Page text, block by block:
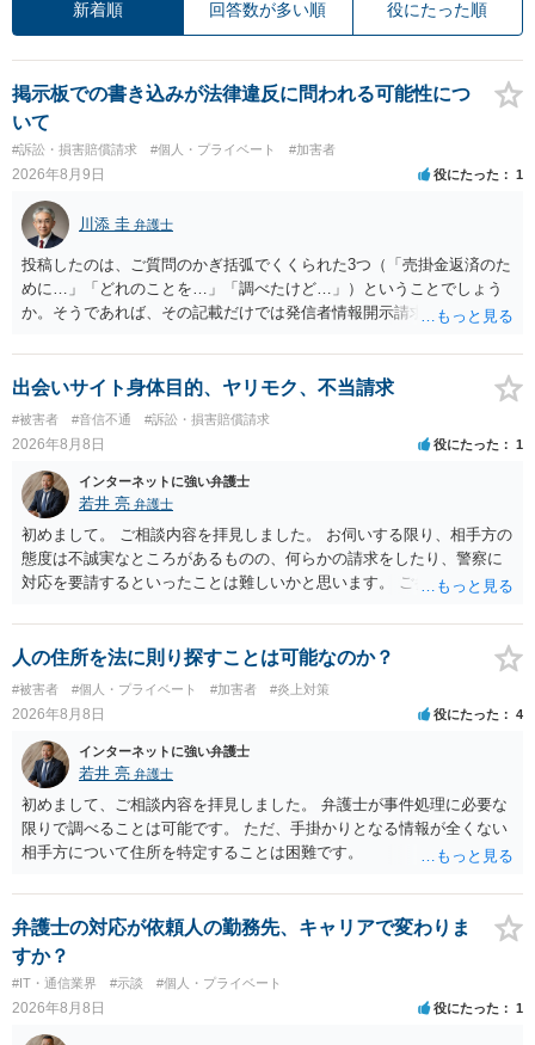
新着順 回答数が多い順 役にたった順
掲示板での書き込みが法律違反に問われる可能性につ
いて
#訴訟・損害賠償請求 #個人・プライベート #加害者
2026年8月9日 役にたった 1
川添 圭 弁護士
投稿したのは、ご質問のかぎ括弧でくくられた3つ（「売掛金返済のた
めに…」「どれのことを…」「調べたけど…」）ということでしょう
か。そうであれば、その記載だけでは発信者情報開示請求が認められ
ただ、「328が名誉毀損、偽計業務妨害、侮辱罪、ストーカー等に関す
る法律違反に該当するといわれ」とのことですので、ご質問に書かれ
ていない何らかの背景事情があれば、回答は180度変わるかもしれませ
ん。公開の場で詳細を投稿することは不適当と思われますので、弁護
士へ直接相談した方がよいでしょう。
出会いサイト身体目的、ヤリモク、不当請求
#被害者 #音信不通 #訴訟・損害賠償請求
2026年8月8日 役にたった 1
インターネットに強い弁護士
若井 亮 弁護士
初めまして。 ご相談内容を拝見しました。 お伺いする限り、相手方の
態度は不誠実なところがあるものの、何らかの請求をしたり、警察に
対応を要請するといったことは難しいかと思います。 ご参考になれば
人の住所を法に則り探すことは可能なのか？
#被害者 #個人・プライベート #加害者 #炎上対策
2026年8月8日 役にたった 4
インターネットに強い弁護士
若井 亮 弁護士
初めまして、ご相談内容を拝見しました。 弁護士が事件処理に必要な
限りで調べることは可能です。 ただ、手掛かりとなる情報が全くない
相手方について住所を特定することは困難です。
弁護士の対応が依頼人の勤務先、キャリアで変わりま
すか？
#IT・通信業界 #示談 #個人・プライベート
2026年8月8日 役にたった 1